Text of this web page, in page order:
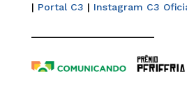
| Portal C3 | Instagram C3